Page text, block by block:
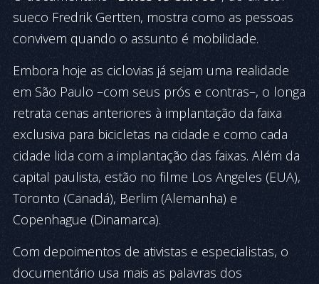
sueco Fredrik Gertten, mostra como as pessoas
convivem quando o assunto é mobilidade.
Embora hoje as ciclovias já sejam uma realidade
em São Paulo –com seus prós e contras–, o longa
retrata cenas anteriores à implantação da faixa
exclusiva para bicicletas na cidade e como cada
cidade lida com a implantação das faixas. Além da
capital paulista, estão no filme Los Angeles (EUA),
Toronto (Canadá), Berlim (Alemanha) e
Copenhague (Dinamarca).
Com depoimentos de ativistas e especialistas, o
documentário usa mais as palavras dos